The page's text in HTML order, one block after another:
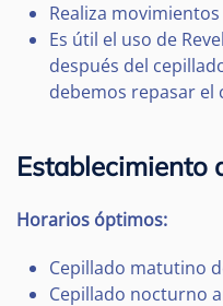
Realiza
Es útil el uso de
después del
debemos repasar el
Establecimiento
Horarios óptimos:
Cepillado matutino
Cepillado nocturno